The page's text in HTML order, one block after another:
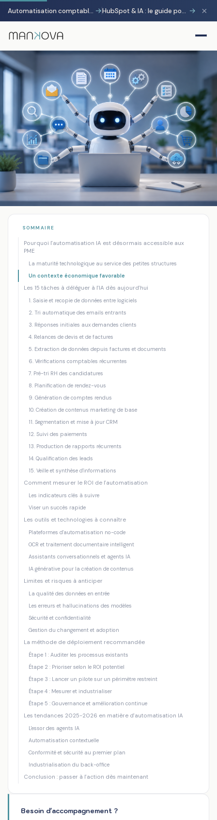
Automatisation comptable avec Pennylane : transformer la charge administrative en avantage stratégique → HubSpot & IA : le guide pour gagner 10 heures par semaine → ×
Accueil/ Blog/Automatisation IA : 15 tâches qu'une PME peut délé...
INTELLIGENCE ARTIFICIELLE PME ROI AUTOMATISATION
Automatisation IA : 15 tâches qu'une
PME peut déléguer dès aujourd'hui
10 juin 2026 12 min de lecture
SOMMAIRE
Pourquoi l'automatisation IA est désormais accessible aux
PME
La maturité technologique au service des petites structures
Un contexte économique favorable
Les 15 tâches à déléguer à l'IA dès aujourd'hui
1. Saisie et recopie de données entre logiciels
2. Tri automatique des emails entrants
3. Réponses initiales aux demandes clients
4. Relances de devis et de factures
5. Extraction de données depuis factures et documents
6. Vérifications comptables récurrentes
7. Pré-tri RH des candidatures
8. Planification de rendez-vous
9. Génération de comptes rendus
10. Création de contenus marketing de base
11. Segmentation et mise à jour CRM
12. Suivi des paiements
13. Production de rapports récurrents
14. Qualification des leads
15. Veille et synthèse d'informations
Comment mesurer le ROI de l'automatisation
Les indicateurs clés à suivre
Viser un succès rapide
Les outils et technologies à connaître
Plateformes d'automatisation no-code
OCR et traitement documentaire intelligent
Assistants conversationnels et agents IA
IA générative pour la création de contenus
Limites et risques à anticiper
La qualité des données en entrée
Les erreurs et hallucinations des modèles
Sécurité et confidentialité
Gestion du changement et adoption
La méthode de déploiement recommandée
Étape 1 : Auditer les processus existants
Étape 2 : Prioriser selon le ROI potentiel
Étape 3 : Lancer un pilote sur un périmètre restreint
Étape 4 : Mesurer et industrialiser
Étape 5 : Gouvernance et amélioration continue
Les tendances 2025-2026 en matière d'automatisation IA
L'essor des agents IA
Automatisation contextuelle
Conformité et sécurité au premier plan
Industrialisation du back-office
Conclusion : passer à l'action dès maintenant
Besoin d'accompagnement ?